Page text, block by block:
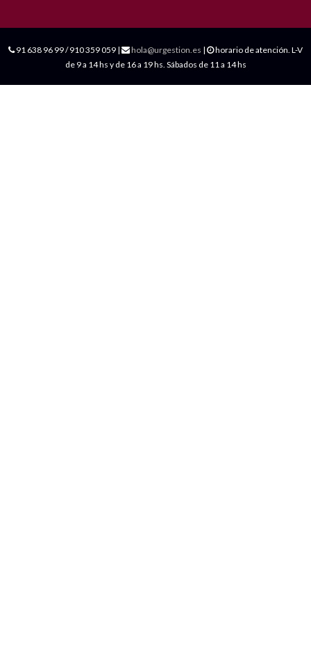
91 638 96 99 / 910 359 059 | hola@urgestion.es |
horario de atención. L-V
de 9 a 14 hs y de 16 a 19 hs. Sábados de 11 a 14 hs